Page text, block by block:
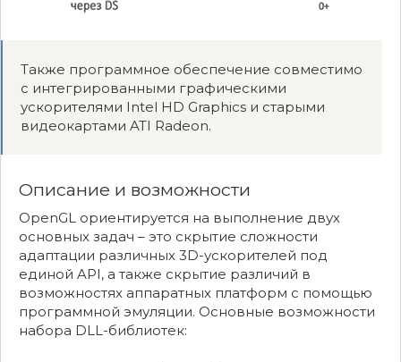
Также программное обеспечение совместимо
с интегрированными графическими
ускорителями Intel HD Graphics и старыми
видеокартами ATI Radeon.
Описание и возможности
OpenGL ориентируется на выполнение двух
основных задач – это скрытие сложности
адаптации различных 3D-ускорителей под
единой API, а также скрытие различий в
возможностях аппаратных платформ с помощью
программной эмуляции. Основные возможности
набора DLL-библиотек: